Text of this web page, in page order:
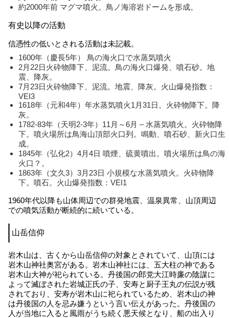
約2000年前 マグマ噴火。鳥ノ海溶岩ドームを形成。
有史以降の活動
信憑性の低いとされる活動は未記載。
1600年（慶長5年） 鳥の海火口で水蒸気噴火
2月22日火砕物降下、泥流。鳥の海火口爆発、噴石砂。地
震、降灰。
7月23日火砕物降下、泥流。地震、降灰。火山爆発指数：
VEI3
1618年（元和4年）年水蒸気噴火1月31日。火砕物降下。降
灰。
1782-83年（天明2-3年）11月～6月 – 水蒸気噴火。火砕物降
下。噴火場所は鳥海山頂部火口列。鳴動、噴石砂、新火口生
成。
1845年（弘化2）4月4日 噴煙、硫黄噴出。噴火場所は鳥の海
火口？。
1863年（文久3）3月23日 小規模な水蒸気噴火。火砕物降
下。噴石。火山爆発指数：VEI1
1960年代以降も山体周辺での群発地震、温泉異常、山頂周辺
での噴気活動が断続的に続いている。
山岳信仰
岩木山は、古くから山岳信仰の対象とされていて、山頂には
岩木山神社奥宮がある。岩木山神社には、五大柱の神である
岩木山大神が祀られている。丹後国の郎党大江時廉の陰謀に
よって滅ぼされた岩城正氏の子、安寿と厨子王丸の伝説が残
されており、安寿が岩木山に祀られているため、岩木山の神
は丹後国の人を忌み嫌うという言い伝えがあった。丹後国の
人が当地に入ると風雨がうち続く悪天候となり、船の出入り